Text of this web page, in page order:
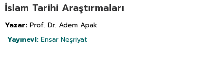
İslam Tarihi Araştırmaları
Yazar: Prof. Dr. Adem Apak
Yayınevi: Ensar Neşriyat